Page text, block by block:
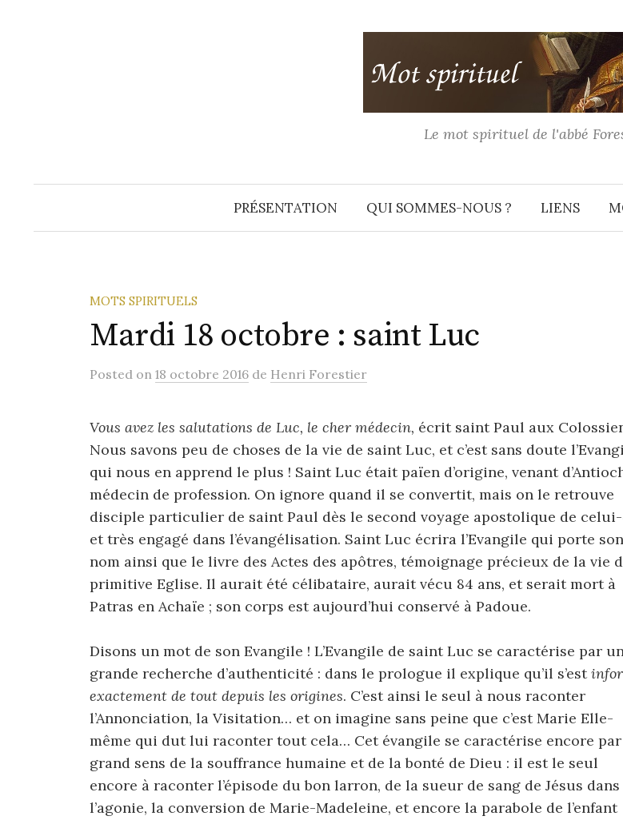
Le mot spirituel de l'abbé
PRÉSENTATION QUI SOMMES-NOUS ? LIENS
MOTS SPIRITUELS
Mardi 18 octobre : saint Luc
Posted on 18 octobre 2016 de Henri Forestier
Vous avez les salutations de Luc, le cher médecin, écrit saint Paul aux
Nous savons peu de choses de la vie de saint Luc, et c’est sans doute
qui nous en apprend le plus ! Saint Luc était païen d’origine, venant
médecin de profession. On ignore quand il se convertit, mais on le retrouve
disciple particulier de saint Paul dès le second voyage apostolique de
et très engagé dans l’évangélisation. Saint Luc écrira l’Evangile qui porte son
nom ainsi que le livre des Actes des apôtres, témoignage précieux de la vie
primitive Eglise. Il aurait été célibataire, aurait vécu 84 ans, et serait mort à
Patras en Achaïe ; son corps est aujourd’hui conservé à Padoue.
Disons un mot de son Evangile ! L’Evangile de saint Luc se caractérise par
grande recherche d’authenticité : dans le prologue il explique qu’il s’est
exactement de tout depuis les origines. C’est ainsi le seul à nous raconter
l’Annonciation, la Visitation… et on imagine sans peine que c’est Marie Elle-
même qui dut lui raconter tout cela… Cet évangile se caractérise encore
grand sens de la souffrance humaine et de la bonté de Dieu : il est le seul
encore à raconter l’épisode du bon larron, de la sueur de sang de Jésus dans
l’agonie, la conversion de Marie-Madeleine, et encore la parabole de l’enfant